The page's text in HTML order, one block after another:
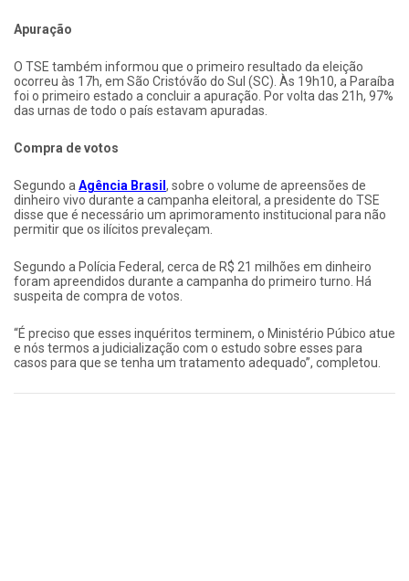
Apuração
O TSE também informou que o primeiro resultado da eleição
ocorreu às 17h, em São Cristóvão do Sul (SC). Às 19h10, a Paraíba
foi o primeiro estado a concluir a apuração. Por volta das 21h, 97%
das urnas de todo o país estavam apuradas.
Compra de votos
Segundo a Agência Brasil, sobre o volume de apreensões de
dinheiro vivo durante a campanha eleitoral, a presidente do TSE
disse que é necessário um aprimoramento institucional para não
permitir que os ilícitos prevaleçam.
Segundo a Polícia Federal, cerca de R$ 21 milhões em dinheiro
foram apreendidos durante a campanha do primeiro turno. Há
suspeita de compra de votos.
“É preciso que esses inquéritos terminem, o Ministério Púbico atue
e nós termos a judicialização com o estudo sobre esses para
casos para que se tenha um tratamento adequado”, completou.